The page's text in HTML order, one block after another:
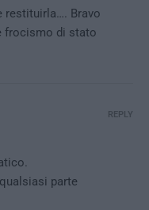
restituirla…. Bravo
frocismo di stato
parte
REPLY